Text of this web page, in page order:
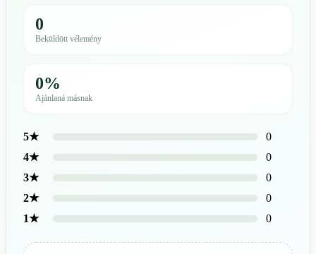
0
Beküldött vélemény
0%
Ajánlaná másnak
5★
0
4★
0
3★
0
2★
0
1★
0